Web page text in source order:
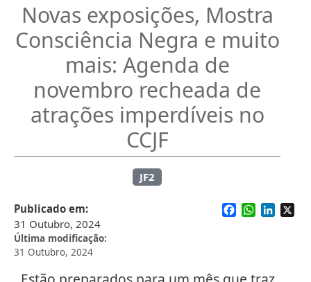
Novas exposições, Mostra
Consciência Negra e muito
mais: Agenda de
novembro recheada de
atrações imperdíveis no
CCJF
JF2
Publicado em
31 Outubro, 2024
Última modificação
31 Outubro, 2024
Facebook
WhatsApp